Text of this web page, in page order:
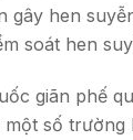
gây hen
soát hen
giãn phế
số